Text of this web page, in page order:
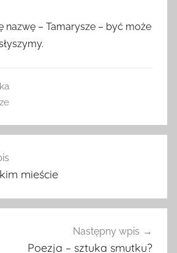
nazwę – Tamarysze – być może
mieście
Następny wpis
Poezja – sztuka smutku?